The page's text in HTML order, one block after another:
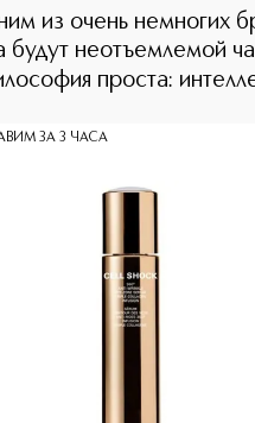
из очень немногих
будут неотъемлемой
проста:
ЗА 3 ЧАСА